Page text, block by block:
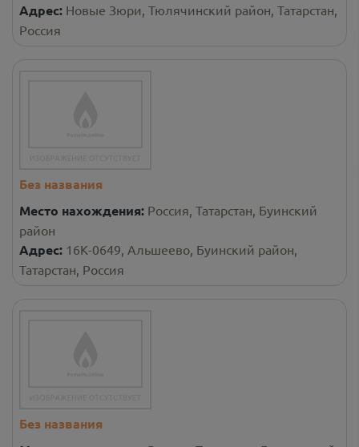
Адрес: Новые Зюри, Тюлячинский район, Татарстан,
Россия
Без названия
Место нахождения: Россия, Татарстан, Буинский
район
Адрес: 16К-0649, Альшеево, Буинский район,
Татарстан, Россия
Без названия